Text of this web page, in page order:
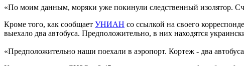
«По моим данным, моряки уже покинули следственный изолятор.
Кроме того, как сообщает УНИАН со ссылкой на своего
выехало два автобуса. Предположительно, в них находятся
«Предположительно наши поехали в аэропорт. Кортеж - два